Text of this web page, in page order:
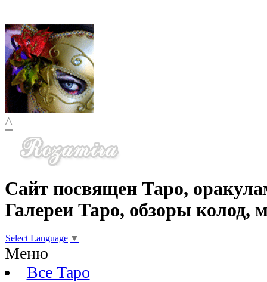
^
Сайт посвящен Таро,
Галереи Таро, обзоры колод,
Select Language ▼
Меню
Все Таро